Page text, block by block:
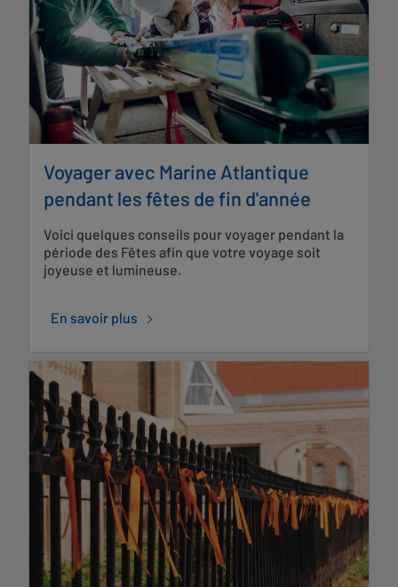
Voyager avec Marine Atlantique
pendant les fêtes de fin d'année
Voici quelques conseils pour voyager pendant la
période des Fêtes afin que votre voyage soit
joyeuse et lumineuse.
En savoir plus